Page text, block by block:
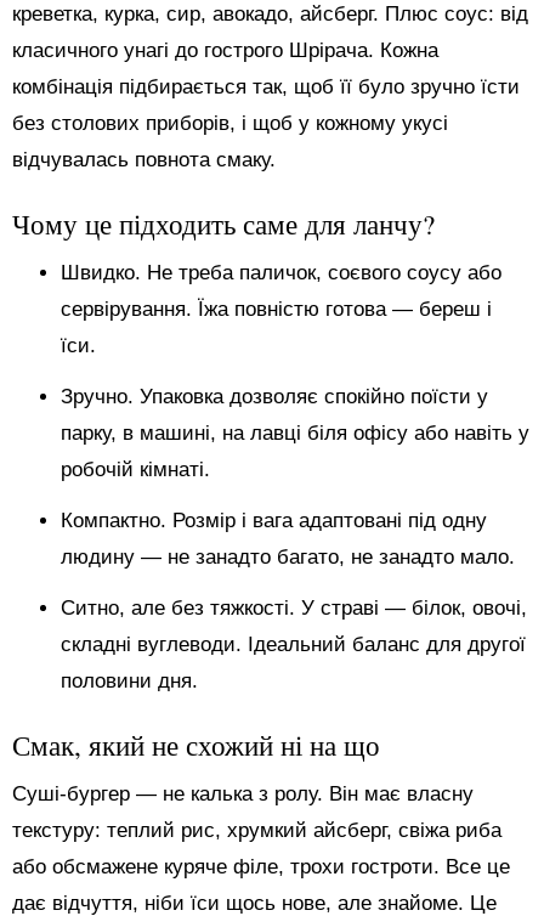
креветка, курка, сир, авокадо, айсберг. Плюс соус: від
класичного унагі до гострого Шрірача. Кожна
комбінація підбирається так, щоб її було зручно їсти
без столових приборів, і щоб у кожному укусі
відчувалась повнота смаку.
Чому це підходить саме для ланчу?
Швидко. Не треба паличок, соєвого соусу або
сервірування. Їжа повністю готова — береш і
їси.
Зручно. Упаковка дозволяє спокійно поїсти у
парку, в машині, на лавці біля офісу або навіть у
робочій кімнаті.
Компактно. Розмір і вага адаптовані під одну
людину — не занадто багато, не занадто мало.
Ситно, але без тяжкості. У страві — білок, овочі,
складні вуглеводи. Ідеальний баланс для другої
половини дня.
Смак, який не схожий ні на що
Суші-бургер — не калька з ролу. Він має власну
текстуру: теплий рис, хрумкий айсберг, свіжа риба
або обсмажене куряче філе, трохи гостроти. Все це
дає відчуття, ніби їси щось нове, але знайоме. Це